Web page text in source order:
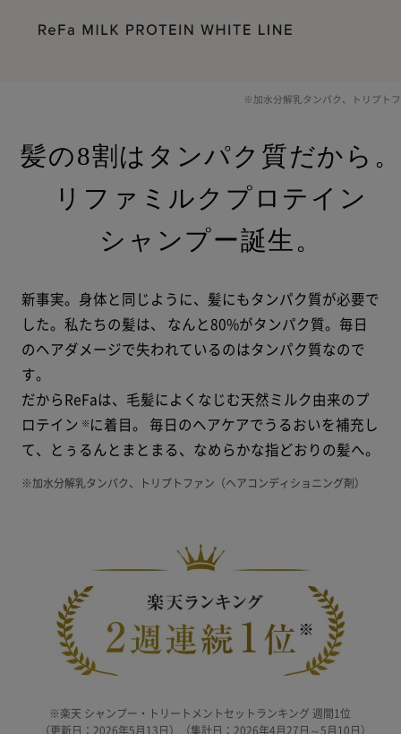
※加水分解乳タンパク、トリプト
髪の8割はタンパク質だから。
リファミルクプロテイン
シャンプー誕生。
新事実。身体と同じように、髪にもタンパク質が必要で
した。私たちの髪は、 なんと80%がタンパク質。毎日
のヘアダメージで失われているのはタンパク質なので
す。
だからReFaは、毛髪によくなじむ天然ミルク由来のプ
ロテイン
※ に着目。 毎日のヘアケアでうるおいを補充し
て、とぅるんとまとまる、なめらかな指どおりの髪へ。
※加水分解乳タンパク、トリプトファン（ヘアコンディショニング剤）
※楽天 シャンプー・トリートメントセットランキング 週間1位
（更新日：2026年5月13日）（集計日：2026年4月27日～5月10日）